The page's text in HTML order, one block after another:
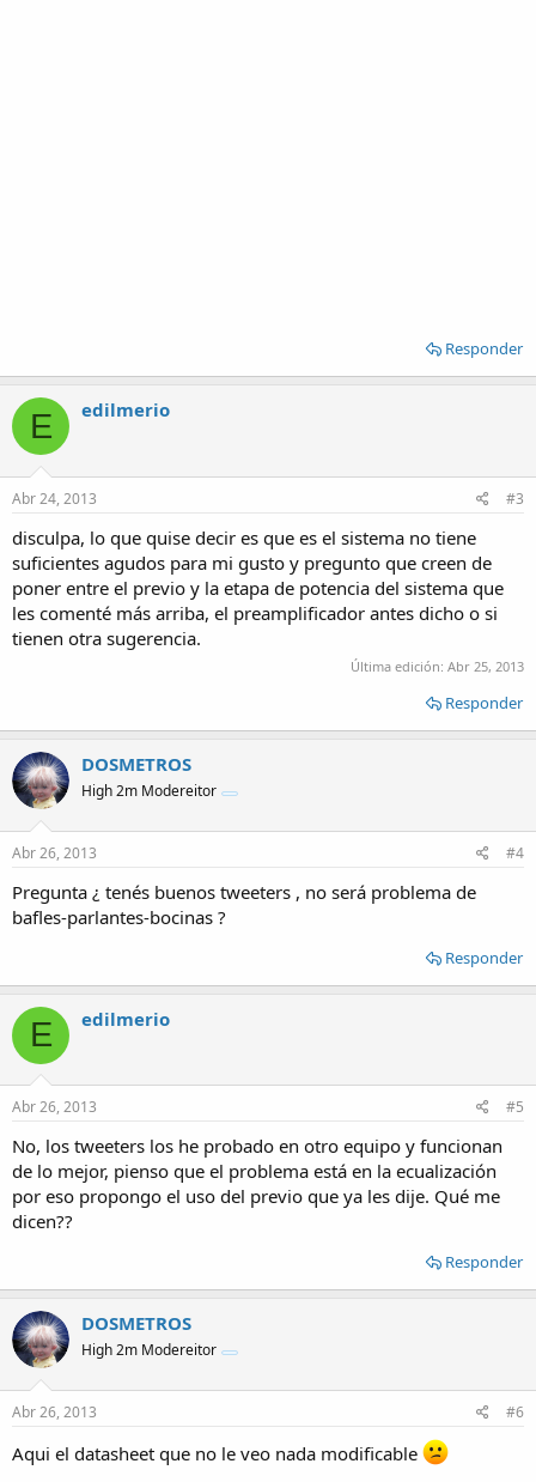
Responder
E edilmerio
Abr 24, 2013 #3
disculpa, lo que quise decir es que es el sistema no tiene
suficientes agudos para mi gusto y pregunto que creen de
poner entre el previo y la etapa de potencia del sistema que
les comenté más arriba, el preamplificador antes dicho o si
tienen otra sugerencia.
Última edición: Abr 25, 2013
Responder
DOSMETROS
High 2m Modereitor
Abr 26, 2013 #4
Pregunta ¿ tenés buenos tweeters , no será problema de
bafles-parlantes-bocinas ?
Responder
E edilmerio
Abr 26, 2013 #5
No, los tweeters los he probado en otro equipo y funcionan
de lo mejor, pienso que el problema está en la ecualización
por eso propongo el uso del previo que ya les dije. Qué me
dicen??
Responder
DOSMETROS
High 2m Modereitor
Abr 26, 2013 #6
Aqui el datasheet que no le veo nada modificable